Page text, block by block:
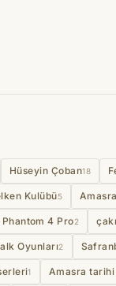
Hüseyin Çoban18
Kulübü5
Phantom 4 Pro2
Oyunları2
1 Amasra